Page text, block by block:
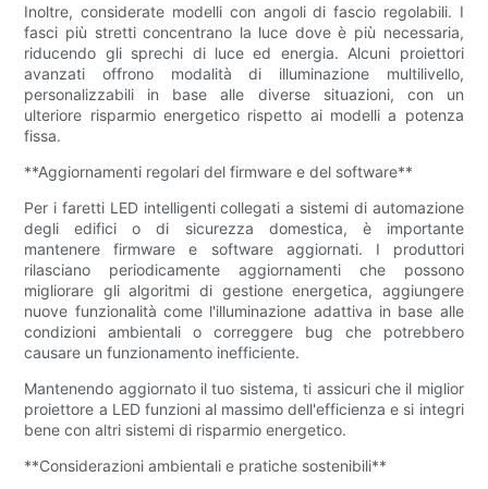
Inoltre, considerate modelli con angoli di fascio regolabili. I
fasci più stretti concentrano la luce dove è più necessaria,
riducendo gli sprechi di luce ed energia. Alcuni proiettori
avanzati offrono modalità di illuminazione multilivello,
personalizzabili in base alle diverse situazioni, con un
ulteriore risparmio energetico rispetto ai modelli a potenza
fissa.
**Aggiornamenti regolari del firmware e del software**
Per i faretti LED intelligenti collegati a sistemi di automazione
degli edifici o di sicurezza domestica, è importante
mantenere firmware e software aggiornati. I produttori
rilasciano periodicamente aggiornamenti che possono
migliorare gli algoritmi di gestione energetica, aggiungere
nuove funzionalità come l'illuminazione adattiva in base alle
condizioni ambientali o correggere bug che potrebbero
causare un funzionamento inefficiente.
Mantenendo aggiornato il tuo sistema, ti assicuri che il miglior
proiettore a LED funzioni al massimo dell'efficienza e si integri
bene con altri sistemi di risparmio energetico.
**Considerazioni ambientali e pratiche sostenibili**